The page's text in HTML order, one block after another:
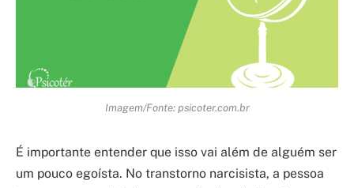
Imagem/Fonte: psicoter.com.br
É importante entender que isso vai além de alguém ser
um pouco egoísta. No transtorno narcisista, a pessoa